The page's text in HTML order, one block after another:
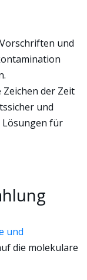
und
der Zeit
und
Lösungen für
und
die molekulare